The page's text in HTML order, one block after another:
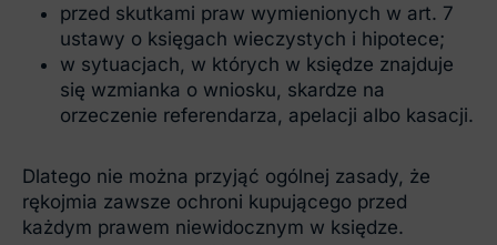
przed skutkami praw wymienionych w art. 7
ustawy o księgach wieczystych i hipotece;
w sytuacjach, w których w księdze znajduje
się wzmianka o wniosku, skardze na
orzeczenie referendarza, apelacji albo kasacji.
Dlatego nie można przyjąć ogólnej zasady, że
rękojmia zawsze ochroni kupującego przed
każdym prawem niewidocznym w księdze.